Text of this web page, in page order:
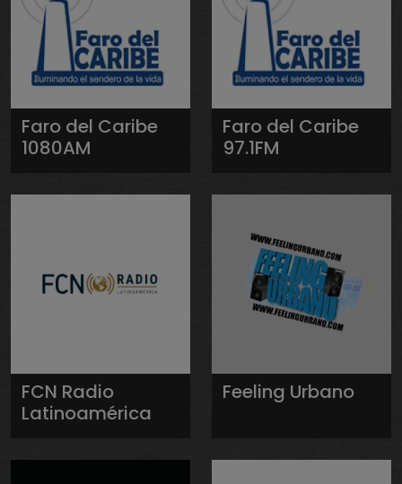
Faro del Caribe
1080AM
Faro del Caribe
97.1FM
FCN Radio
Latinoamérica
Feeling Urbano